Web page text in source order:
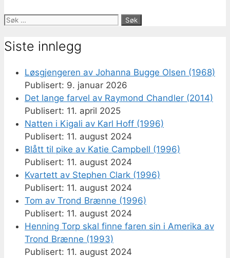
Søk
Siste innlegg
Løsgjengeren av Johanna Bugge Olsen (1968)
9. januar 2026
Det lange farvel av Raymond Chandler (2014)
11. april 2025
Natten i Kigali av Karl Hoff (1996)
11. august 2024
Blått til pike av Katie Campbell (1996)
11. august 2024
Kvartett av Stephen Clark (1996)
11. august 2024
Tom av Trond Brænne (1996)
11. august 2024
Henning Torp skal finne faren sin i Amerika av
Trond Brænne (1993)
11. august 2024